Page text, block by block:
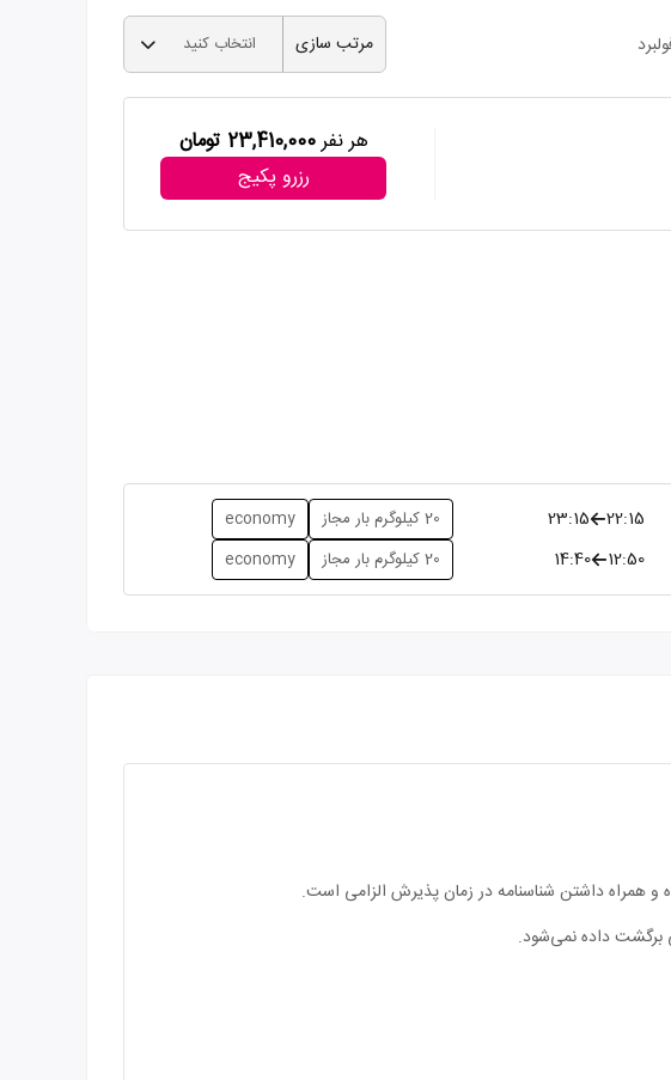
مرتب سازی انتخاب کنید
هر نفر23,410,000 تومان
رزرو پکیج
22:15
23:15 20 کیلوگرم بار مجاز economy
12:50
14:40 20 کیلوگرم بار مجاز economy
و همراه داشتن شناسنامه در زمان پذیرش الزامی است.
برگشت داده نمی‌شود.